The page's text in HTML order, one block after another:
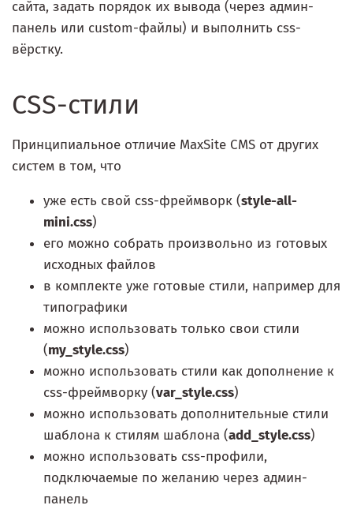
сайта, задать порядок их вывода (через админ-
панель или custom-файлы) и выполнить css-
вёрстку.
CSS-стили
Принципиальное отличие MaxSite CMS от других
систем в том, что
уже есть свой css-фреймворк (style-all-
mini.css)
его можно собрать произвольно из готовых
исходных файлов
в комплекте уже готовые стили, например для
типографики
можно использовать только свои стили
(my_style.css)
можно использовать стили как дополнение к
css-фреймворку (var_style.css)
можно использовать дополнительные стили
шаблона к стилям шаблона (add_style.css)
можно использовать css-профили,
подключаемые по желанию через админ-
панель